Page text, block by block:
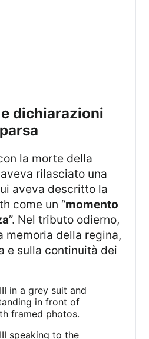
rilasciato una
aveva descritto la
come un “momento
”. Nel tributo odierno,
memoria della regina,
e sulla continuità dei